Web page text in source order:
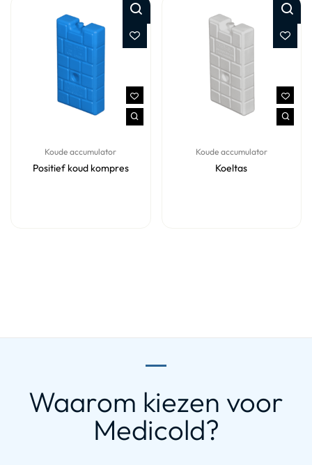
Koude accumulator
Positief koud kompres
Koude accumulator
Koeltas
Waarom kiezen voor
Medicold?